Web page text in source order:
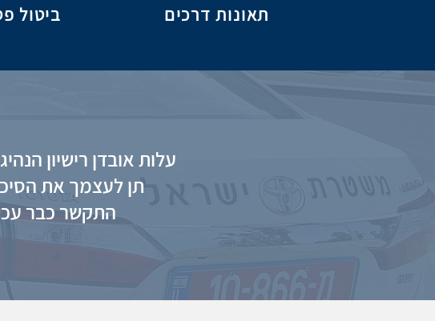
ביטול תאונות דרכים
עלות אובדן רישיון
תן לעצמך את
התקשר כבר